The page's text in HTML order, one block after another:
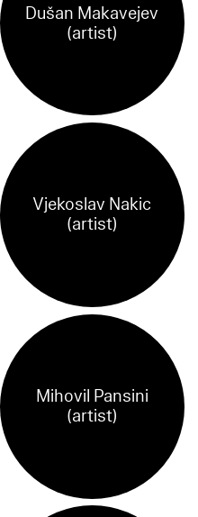
Dušan Makavejev
(artist)
Vjekoslav Nakic
(artist)
Mihovil Pansini
(artist)